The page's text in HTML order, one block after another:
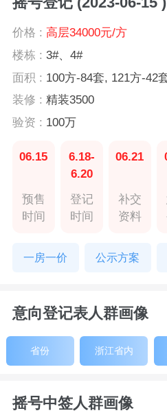
价格 : 高层34000元/方
楼栋 : 3#、4#
面积 : 100方-84套, 121方-42
装修 : 精装3500
验资 : 100万
06.15
预售
时间
6.18-
6.20
登记
时间
06.21
补交
资料
一房一价 公示方案
意向登记表人群画像
省份 浙江省内
摇号中签人群画像